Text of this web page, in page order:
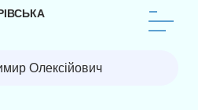
Олексійович